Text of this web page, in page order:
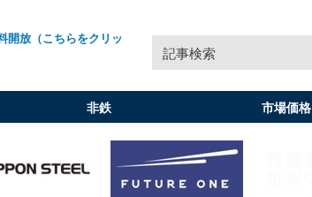
開放（こちらをクリッ
記事検索
非鉄 市場価格